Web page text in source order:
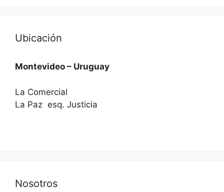
Ubicación
Montevideo – Uruguay
La Comercial
La Paz esq. Justicia
Nosotros